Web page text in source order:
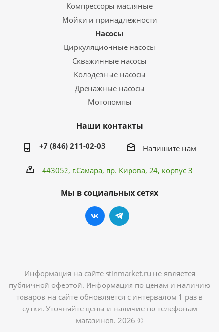
Компрессоры масляные
Мойки и принадлежности
Насосы
Циркуляционные насосы
Скважинные насосы
Колодезные насосы
Дренажные насосы
Мотопомпы
Наши контакты
+7 (846) 211-02-03 Напишите нам
443052, г.Самара, пр. Кирова, 24, корпус 3
Мы в социальных сетях
Информация на сайте stinmarket.ru не является
публичной офертой. Информация по ценам и наличию
товаров на сайте обновляется с интервалом 1 раз в
сутки. Уточняйте цены и наличие по телефонам
магазинов. 2026 ©